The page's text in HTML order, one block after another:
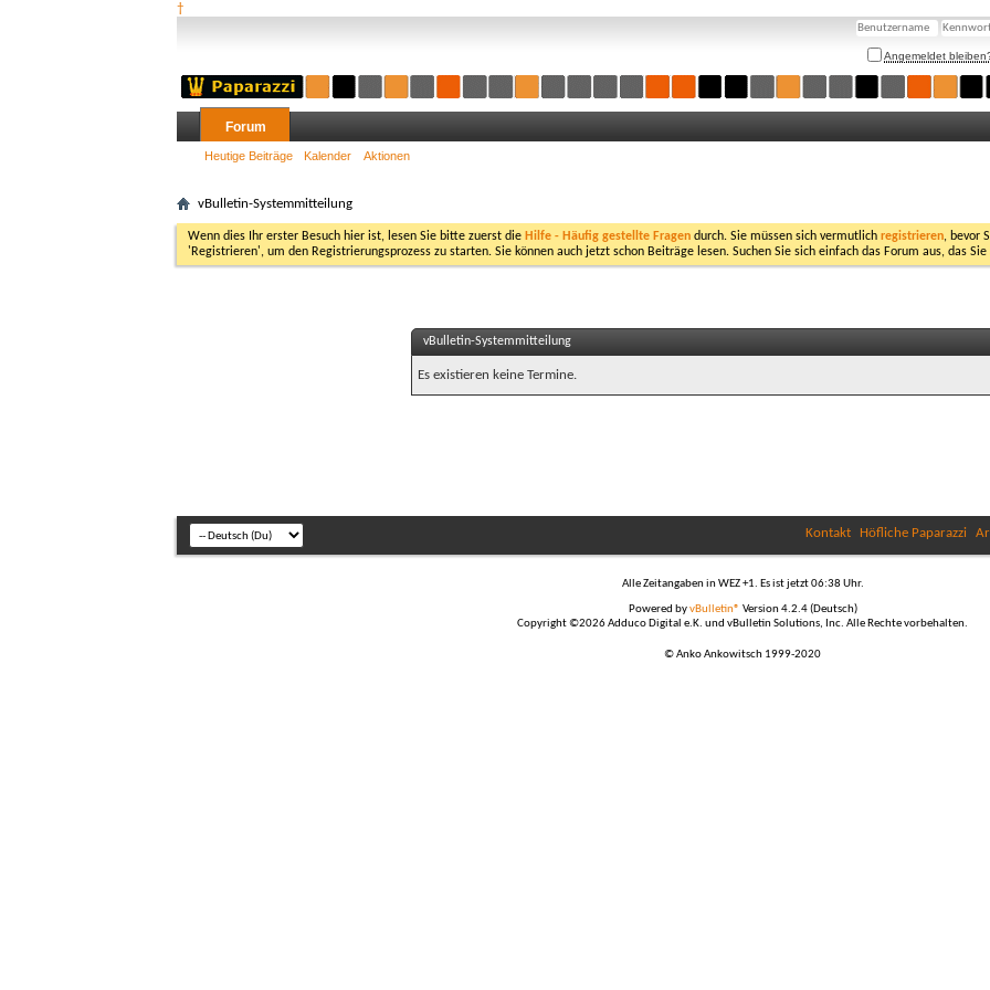
†
Angemeldet
Forum
Heutige Beiträge Kalender Aktionen
vBulletin-Systemmitteilung
Wenn dies Ihr erster Besuch hier ist, lesen Sie bitte zuerst die Hilfe - Häufig gestellte Fragen durch. Sie müssen sich vermutlich registrieren, bevor
'Registrieren', um den Registrierungsprozess zu starten. Sie können auch jetzt schon Beiträge lesen. Suchen Sie sich einfach das Forum aus, das
vBulletin-Systemmitteilung
Es existieren keine Termine.
Kontakt Höfliche Paparazzi
Alle Zeitangaben in WEZ +1. Es ist jetzt06:38 Uhr.
Powered byvBulletin® Version 4.2.4 (Deutsch)
Copyright ©2026 Adduco Digital e.K. und vBulletin Solutions, Inc. Alle Rechte vorbehalten.
© Anko Ankowitsch 1999-2020